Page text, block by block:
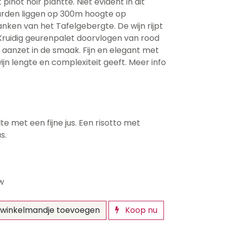
liggen op 300m hoogte op
van het Tafelgebergte. De wijn rijpt
geurenpalet doorvlogen van rood
in de smaak. Fijn en elegant met
lengte en complexiteit geeft. Meer info
met een fijne jus. Een risotto met
toevoegen
Koop nu